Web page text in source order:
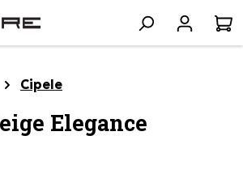
Cipele
Elegance